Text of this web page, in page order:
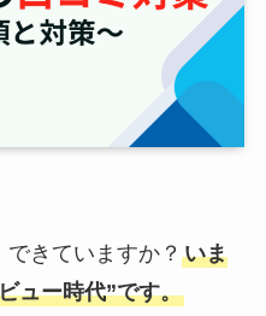
きていますか？ いま
ュー時代”です。